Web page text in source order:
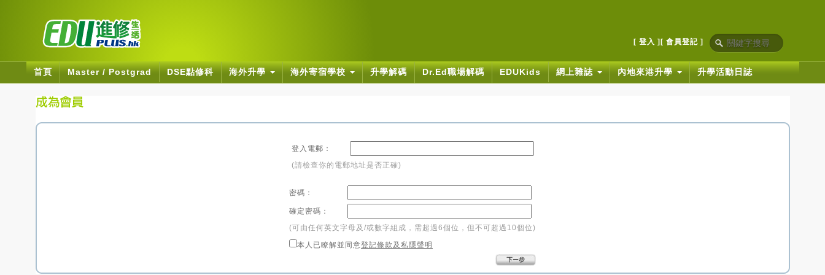
[ 登入 ] [ 會員登記 ]
首頁 Master / Postgrad DSE點修科 海外升學 海外寄宿學校 升學解碼 Dr.Ed職場解碼 EDUKids 網上雜誌 內地來港升學 升學活動日誌
登入電郵：
(請檢查你的電郵地址是否正確)
密碼：
確定密碼：
(可由任何英文字母及/或數字組成，需超過6個位，但不可超過10個位)
本人已瞭解並同意登記條款及私隱聲明